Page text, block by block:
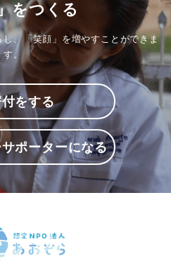
をつくる
、「笑顔」を増やすことができま
す。
をする
ポーターになる